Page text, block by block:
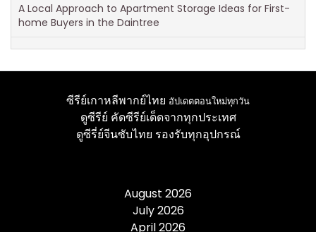
A Local Approach to Apartment Storage Ideas for First-
home Buyers in the Daintree
ซีรีย์เกาหลีพากย์ไทย อัปเดตตอนใหม่ทุกวัน
ดูซีรีย์ คัดซีรีย์เด็ดจากทุกประเทศ
ดูซีรี่ย์จีนซับไทย รองรับทุกอุปกรณ์
August 2026
July 2026
April 2026